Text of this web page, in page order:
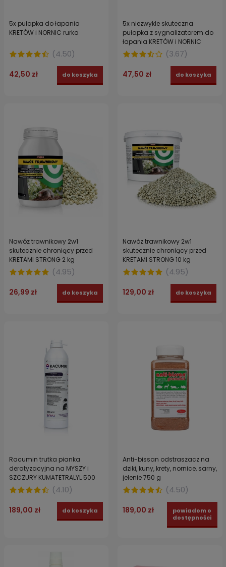
5x pułapka do łapania
KRETÓW i NORNIC rurka
(4.50)
42,50 zł do koszyka
5x niezwykle skuteczna
pułapka z sygnalizatorem do
łapania KRETÓW i NORNIC
rurka
(3.67)
47,50 zł do koszyka
Nawóz trawnikowy 2w1
skutecznie chroniący przed
KRETAMI STRONG 2 kg
(4.95)
26,99 zł do koszyka
Nawóz trawnikowy 2w1
skutecznie chroniący przed
KRETAMI STRONG 10 kg
(4.95)
129,00 zł do koszyka
Racumin trutka pianka
deratyzacyjna na MYSZY i
SZCZURY KUMATETRALYL 500
ml
(4.10)
189,00 zł do koszyka
Anti-bissan odstraszacz na
dziki, kuny, krety, nornice, sarny,
jelenie 750 g
(4.50)
189,00 zł
powiadom o
dostępności